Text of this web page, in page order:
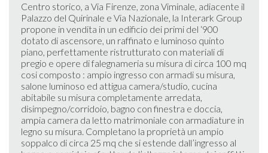
Centro storico, a Via Firenze, zona Viminale, adiacente il
Palazzo del Quirinale e Via Nazionale, la Interark Group
propone in vendita in un edificio dei primi del ‘900
dotato di ascensore, un raffinato e luminoso quinto
piano, perfettamente ristrutturato con materiali di
pregio e opere di falegnameria su misura di circa 100 mq
cosi composto : ampio ingresso con armadi su misura,
salone luminoso ed attigua camera/studio, cucina
abitabile su misura completamente arredata,
disimpegno/corridoio, bagno con finestra e doccia,
ampia camera da letto matrimoniale con armadiature in
legno su misura. Completano la proprietà un ampio
soppalco di circa 25 mq che si estende dall’ingresso al